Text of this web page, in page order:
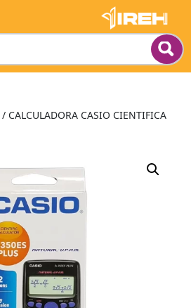
/ CALCULADORA CASIO CIENTIFICA